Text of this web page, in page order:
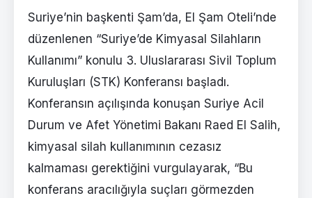
Suriye’nin başkenti Şam’da, El Şam Oteli’nde
düzenlenen “Suriye’de Kimyasal Silahların
Kullanımı” konulu 3. Uluslararası Sivil Toplum
Kuruluşları (STK) Konferansı başladı.
Konferansın açılışında konuşan Suriye Acil
Durum ve Afet Yönetimi Bakanı Raed El Salih,
kimyasal silah kullanımının cezasız
kalmaması gerektiğini vurgulayarak, “Bu
konferans aracılığıyla suçları görmezden